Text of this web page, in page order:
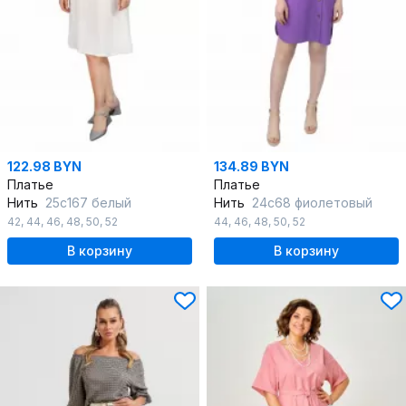
122.98 BYN
Платье
Нить 25с167 белый
42, 44, 46, 48, 50, 52
В корзину
134.89 BYN
Платье
Нить 24с68 фиолетовый
44, 46, 48, 50, 52
В корзину